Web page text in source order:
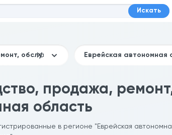
Искать
продажа,
область
в регионе "Еврейская